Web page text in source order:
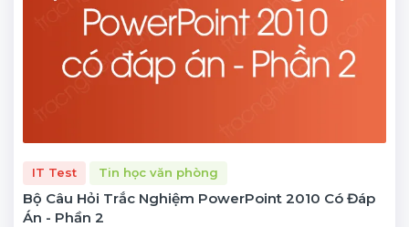
IT Test Tin học văn phòng
Bộ Câu Hỏi Trắc Nghiệm PowerPoint 2010 Có Đáp
Án - Phần 2